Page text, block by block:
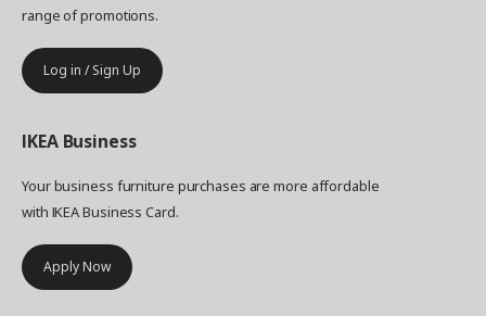
range of promotions.
Log in / Sign Up
IKEA Business
Your business furniture purchases are more affordable
with IKEA Business Card.
Apply Now